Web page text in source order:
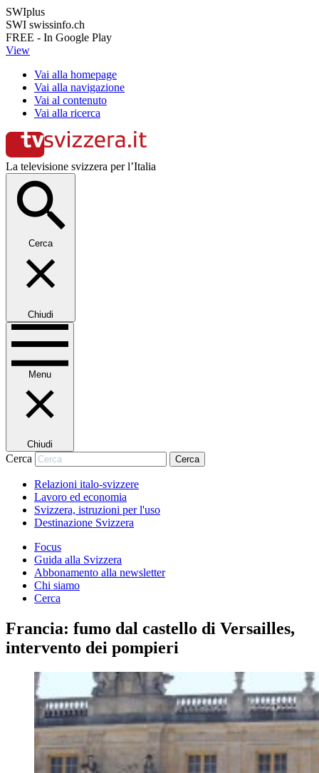
SWIplus
SWI swissinfo.ch
FREE - In Google Play
View
Vai alla homepage
Vai alla navigazione
Vai al contenuto
Vai alla ricerca
La televisione svizzera per l’Italia
Cerca
Chiudi
Menu
Chiudi
Cerca Cerca
Relazioni italo-svizzere
Lavoro ed economia
Svizzera, istruzioni per l'uso
Destinazione Svizzera
Focus
Guida alla Svizzera
Abbonamento alla newsletter
Chi siamo
Cerca
Francia: fumo dal castello di Versailles,
intervento dei pompieri